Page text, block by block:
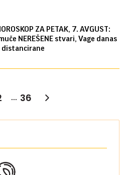
ZA PETAK, 7. AVGUST:
NEREŠENE stvari, Vage danas
distancirane
... 36